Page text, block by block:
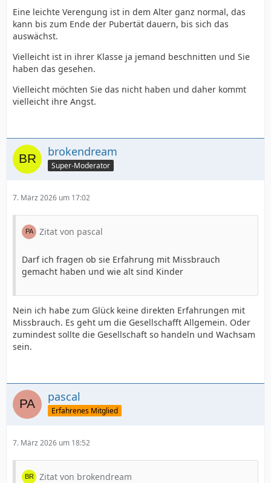
Eine leichte Verengung ist in dem Alter ganz normal, das
kann bis zum Ende der Pubertät dauern, bis sich das
auswächst.
Vielleicht ist in ihrer Klasse ja jemand beschnitten und Sie
haben das gesehen.
Vielleicht möchten Sie das nicht haben und daher kommt
vielleicht ihre Angst.
brokendream
Super-Moderator
7. März 2026 um 17:02
Zitat von pascal
Darf ich fragen ob sie Erfahrung mit Missbrauch
gemacht haben und wie alt sind Kinder
Nein ich habe zum Glück keine direkten Erfahrungen mit
Missbrauch. Es geht um die Gesellschafft Allgemein. Oder
zumindest sollte die Gesellschaft so handeln und Wachsam
sein.
pascal
Erfahrenes Mitglied
7. März 2026 um 18:52
Zitat von brokendream